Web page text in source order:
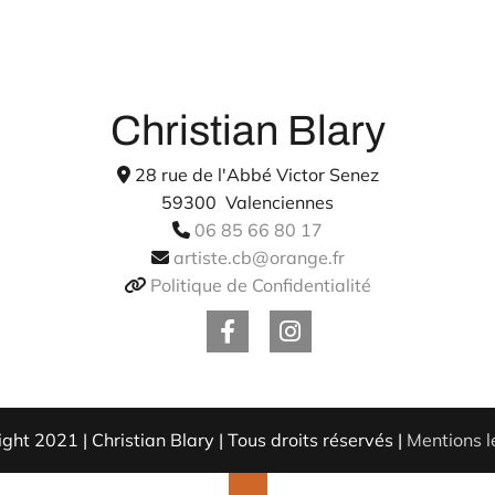
Christian Blary
28 rue de l'Abbé Victor Senez
59300 Valenciennes
 06 85 66 80 17
 artiste.cb@orange.fr
 Politique de Confidentialité
2021 | Christian Blary | Tous droits réservés | Mentions